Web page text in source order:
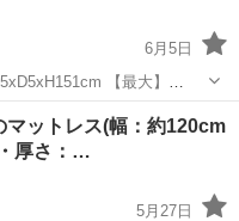
6月5日
ります。 多少の誤差はご容
ちらの商品は直接引取限定...
用家具 パーティション
マットレス(幅：約120cm
厚さ：…
5月27日